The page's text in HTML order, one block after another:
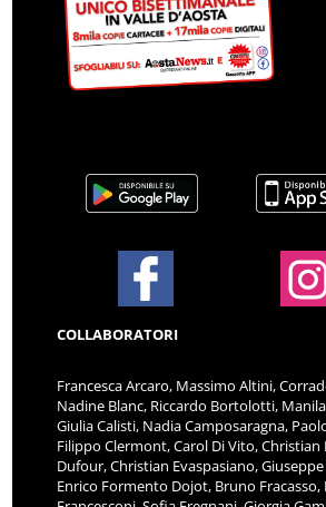
COLLABORATORI
Francesca Arcaro, Massimo Altini,
Nadine Blanc, Riccardo Bortolotti,
Giulia Calisti, Nadia Camposaragna,
Filippo Clermont, Carol Di Vito, Christian
Dufour, Christian Evaspasiano,
Enrico Formento Dojot, Bruno Fracasso,